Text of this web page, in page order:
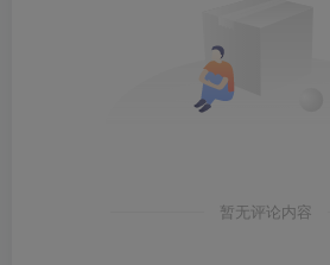
暂无评论内容